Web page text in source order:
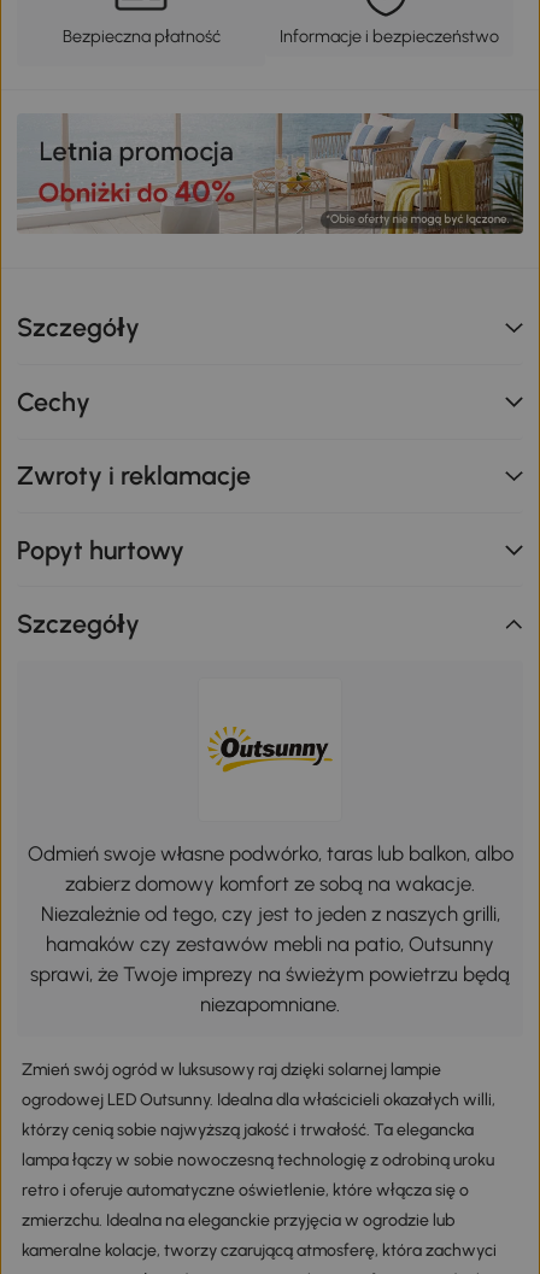
Bezpieczna płatność Informacje i bezpieczeństwo
Szczegóły
Cechy
Zwroty i reklamacje
Popyt hurtowy
Szczegóły
Odmień swoje własne podwórko, taras lub balkon, albo
zabierz domowy komfort ze sobą na wakacje.
Niezależnie od tego, czy jest to jeden z naszych grilli,
hamaków czy zestawów mebli na patio, Outsunny
sprawi, że Twoje imprezy na świeżym powietrzu będą
niezapomniane.
Zmień swój ogród w luksusowy raj dzięki solarnej lampie
ogrodowej LED Outsunny. Idealna dla właścicieli okazałych willi,
którzy cenią sobie najwyższą jakość i trwałość. Ta elegancka
lampa łączy w sobie nowoczesną technologię z odrobiną uroku
retro i oferuje automatyczne oświetlenie, które włącza się o
zmierzchu. Idealna na eleganckie przyjęcia w ogrodzie lub
kameralne kolacje, tworzy czarującą atmosferę, która zachwyci